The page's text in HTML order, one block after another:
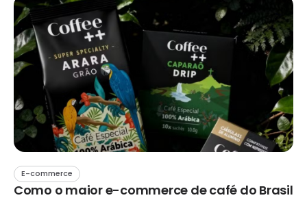
E-commerce
Como o maior e-commerce de café do Brasil